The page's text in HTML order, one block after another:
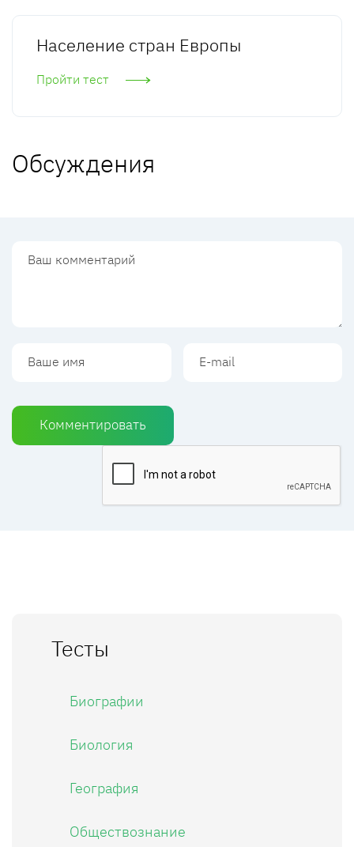
Население стран Европы
Пройти тест
Обсуждения
Комментировать
Тесты
Биографии
Биология
География
Обществознание